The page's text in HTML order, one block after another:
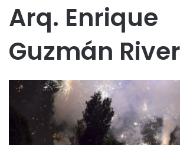
Arq. Enrique
Guzmán